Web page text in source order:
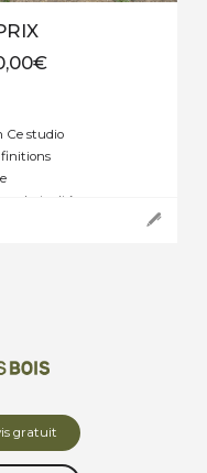
€
Ce studio
sapin traité
Bardage
gratuit